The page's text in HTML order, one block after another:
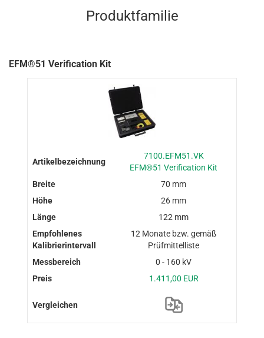
Produktfamilie
EFM®51 Verification Kit
7100.EFM51.VK
EFM®51 Verification Kit
70 mm
26 mm
122 mm
12 Monate bzw. gemäß
Prüfmittelliste
0 - 160 kV
1.411,00 EUR